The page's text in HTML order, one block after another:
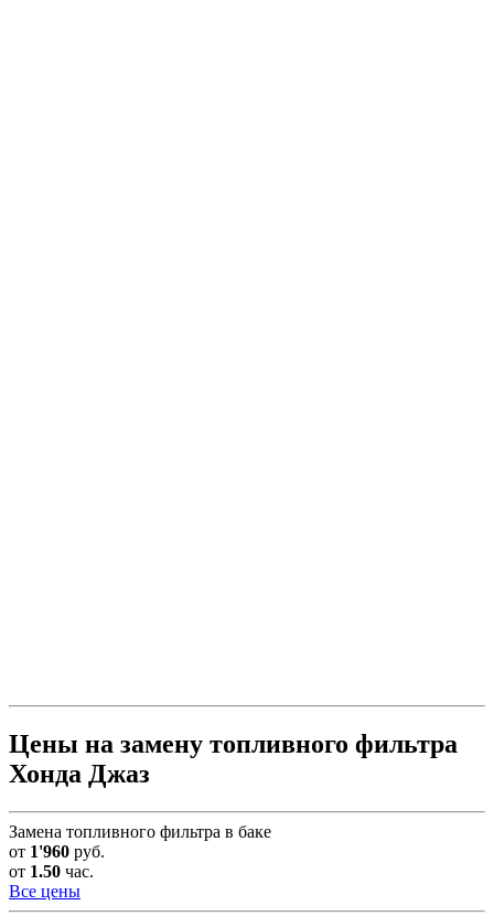
Цены на замену топливного фильтра
Хонда Джаз
Замена топливного фильтра в баке
от 1'960 руб.
от 1.50 час.
Все цены